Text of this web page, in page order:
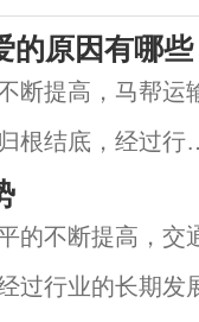
的原因有哪
断提高，马帮运
根结底，经过行
商业模式已经相
明显优势的客观
然会更强。无论
的不断提高，交
过行业的长期发